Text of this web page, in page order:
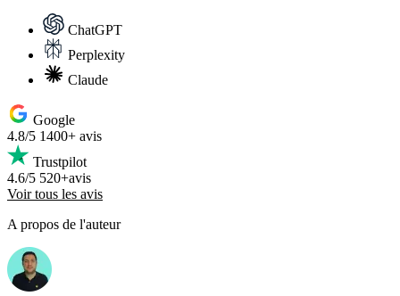
ChatGPT
Perplexity
Claude
Google
4.8/5 1400+ avis
Trustpilot
4.6/5 520+avis
Voir tous les avis
A propos de l'auteur